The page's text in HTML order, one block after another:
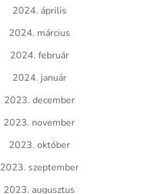
2024. április
2024. március
2024. február
2024. január
2023. december
2023. november
2023. október
2023. szeptember
2023. augusztus